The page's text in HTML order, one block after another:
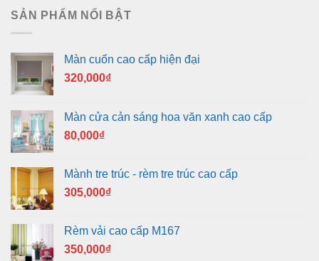
SẢN PHẨM NỔI BẬT
Màn cuốn cao cấp hiện đại
320,000₫
Màn cửa cản sáng hoa văn xanh cao cấp
80,000₫
Mành tre trúc - rèm tre trúc cao cấp
305,000₫
Rèm vải cao cấp M167
350,000₫